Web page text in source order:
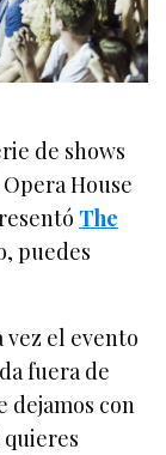
de shows
House
The
puedes
vez el evento
fuera de
dejamos con
quieres